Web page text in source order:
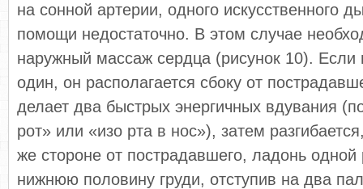
на сонной артерии, одного искусственного
помощи недостаточно. В этом случае
наружный массаж сердца (рисунок 10). Если
один, он располагается сбоку от
делает два быстрых энергичных вдувания
рот» или «изо рта в нос»), затем
же стороне от пострадавшего, ладонь одной
нижнюю половину груди, отступив на два